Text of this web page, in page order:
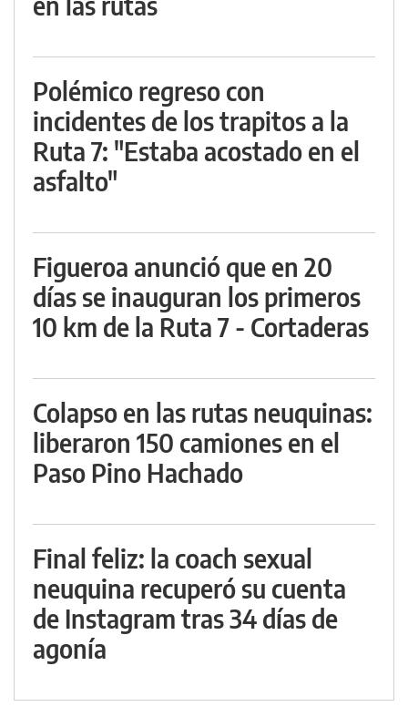
Polémico regreso con
incidentes de los trapitos a la
Ruta 7: "Estaba acostado en el
asfalto"
Figueroa anunció que en 20
días se inauguran los primeros
10 km de la Ruta 7 - Cortaderas
Colapso en las rutas neuquinas:
liberaron 150 camiones en el
Paso Pino Hachado
Final feliz: la coach sexual
neuquina recuperó su cuenta
de Instagram tras 34 días de
agonía